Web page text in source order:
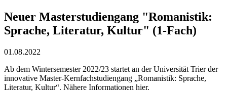
Neuer Masterstudiengang "Romanistik:
Sprache, Literatur, Kultur" (1-Fach)
01.08.2022
Ab dem Wintersemester 2022/23 startet an der Universität Trier der
innovative Master-Kernfachstudiengang „Romanistik: Sprache,
Literatur, Kultur“. Nähere Informationen hier.